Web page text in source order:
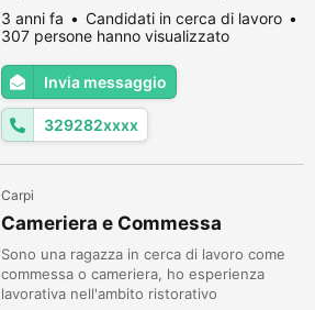
nel settore, o convivenza da lunedi al
venerdi carpi mirandola
3 anni fa
Candidati in cerca di lavoro
307 persone hanno visualizzato
Invia messaggio
329282xxxx
Carpi
Cameriera e Commessa
Sono una ragazza in cerca di lavoro come
commessa o cameriera, ho esperienza
lavorativa nell'ambito ristorativo